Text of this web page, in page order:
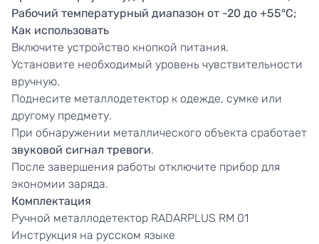
Рабочий температурный диапазон от -20 до +55°C;
Как использовать
Включите устройство кнопкой питания.
Установите необходимый уровень чувствительности
вручную.
Поднесите металлодетектор к одежде, сумке или
другому предмету.
При обнаружении металлического объекта сработает
звуковой сигнал тревоги.
После завершения работы отключите прибор для
экономии заряда.
Комплектация
Ручной металлодетектор RADARPLUS RM 01
Инструкция на русском языке